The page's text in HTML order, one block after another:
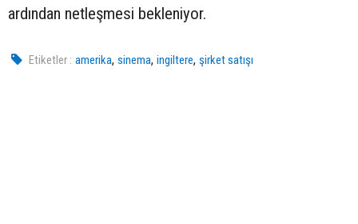
ardından netleşmesi bekleniyor.
Etiketler : amerika,sinema,ingiltere,şirket satışı